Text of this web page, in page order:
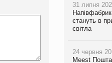
31 липня
стануть в
світла
24 червня
Meest